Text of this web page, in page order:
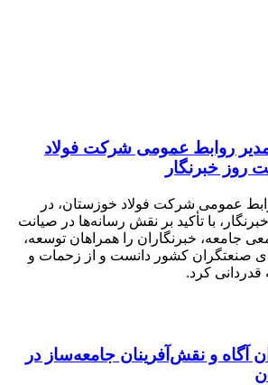
روابط عمومی شرکت فولاد
روز خبرنگار
عمومی شرکت فولاد خوزستان، در
با تأکید بر نقش رسانه‌ها در صیانت
جامعه، خبرنگاران را همراهان توسعه،
صنعتگران کشور دانست و از زحمات و
کرد.
آگاه و نقش‌آفرینان جامعه‌ساز در